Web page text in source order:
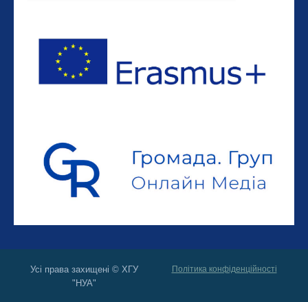
Усі права захищені © ХГУ
"НУА"
Політика конфіденційності